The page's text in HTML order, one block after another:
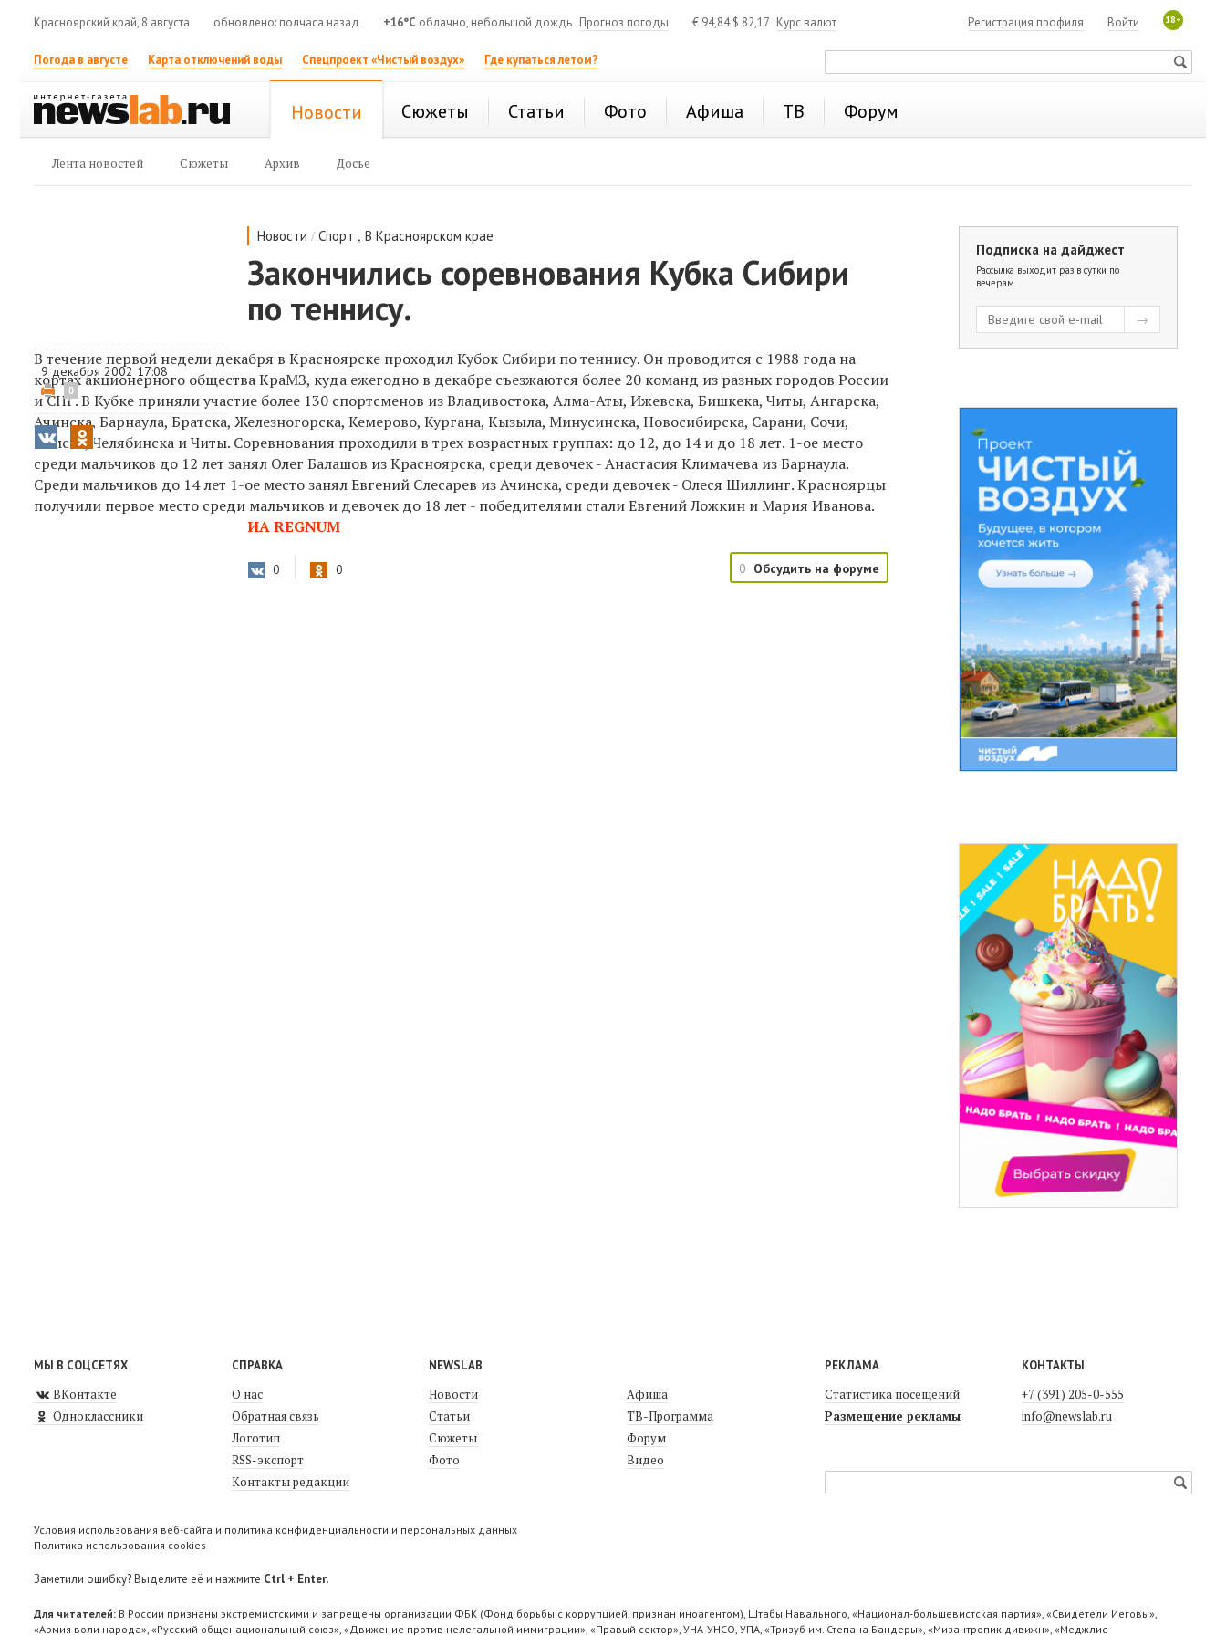
Красноярский край, 8 августа обновлено: полчаса назад +16°C облачно, небольшой дождь Прогноз погоды € 94,84$ 82,17 Курс валют 18+
Войти
Регистрация профиля
Погода в августе Карта отключений воды Спецпроект «Чистый воздух» Где купаться летом?
Новости Сюжеты Статьи Фото Афиша ТВ Форум
Лента новостей Сюжеты Архив Досье
Новости /Спорт ,В Красноярском крае
Закончились соревнования Кубка Сибири
по теннису.
9 декабря 2002 17:08
0
В течение первой недели декабря в Красноярске проходил Кубок Сибири по теннису. Он проводится с 1988 года на
кортах акционерного общества КраМЗ, куда ежегодно в декабре съезжаются более 20 команд из разных городов России
и СНГ. В Кубке приняли участие более 130 спортсменов из Владивостока, Алма-Аты, Ижевска, Бишкека, Читы, Ангарска,
Ачинска, Барнаула, Братска, Железногорска, Кемерово, Кургана, Кызыла, Минусинска, Новосибирска, Сарани, Сочи,
Томска, Челябинска и Читы. Соревнования проходили в трех возрастных группах: до 12, до 14 и до 18 лет. 1-ое место
среди мальчиков до 12 лет занял Олег Балашов из Красноярска, среди девочек - Анастасия Климачева из Барнаула.
Среди мальчиков до 14 лет 1-ое место занял Евгений Слесарев из Ачинска, среди девочек - Олеся Шиллинг. Красноярцы
получили первое место среди мальчиков и девочек до 18 лет - победителями стали Евгений Ложкин и Мария Иванова.
ИА REGNUM
0 0 0 Обсудить на форуме
Подписка на дайджест
Рассылка выходит раз в сутки по
вечерам.
МЫ В СОЦСЕТЯХ
ВКонтакте
Одноклассники
СПРАВКА
О нас
Обратная связь
Логотип
RSS-экспорт
Контакты редакции
NEWSLAB
Новости
Статьи
Сюжеты
Фото
Афиша
ТВ-Программа
Форум
Видео
РЕКЛАМА
Статистика посещений
Размещение рекламы
КОНТАКТЫ
+7 (391) 205-0-555
info@newslab.ru
Условия использования веб-сайта и политика конфиденциальности и персональных данных
Политика использования cookies
Заметили ошибку? Выделите её и нажмите Ctrl + Enter.
Для читателей: В России признаны экстремистскими и запрещены организации ФБК (Фонд борьбы с коррупцией, признан иноагентом), Штабы Навального, «Национал-большевистская партия», «Свидетели Иеговы»,
«Армия воли народа», «Русский общенациональный союз», «Движение против нелегальной иммиграции», «Правый сектор», УНА-УНСО, УПА, «Тризуб им. Степана Бандеры», «Мизантропик дивижн», «Меджлис